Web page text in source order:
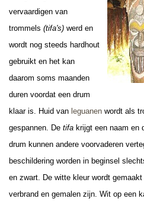
vervaardigen van
trommels (tifa's) werd en
wordt nog steeds hardhout
gebruikt en het kan
daarom soms maanden
duren voordat een drum
klaar is. Huid van leguanen wordt als
gespannen. De tifa krijgt een naam en
drum kunnen andere voorvaderen
beschildering worden in beginsel
en zwart. De witte kleur wordt
verbrand en gemalen zijn. Wit op een